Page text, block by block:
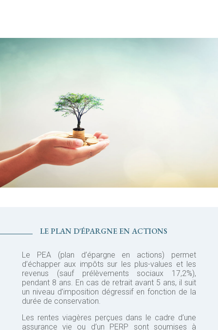
LE PLAN D'ÉPARGNE EN ACTIONS
Le PEA (plan d’épargne en actions) permet
d’échapper aux impôts sur les plus-values et les
revenus (sauf prélèvements sociaux 17,2%),
pendant 8 ans. En cas de retrait avant 5 ans, il suit
un niveau d’imposition dégressif en fonction de la
durée de conservation.
Les rentes viagères perçues dans le cadre d’une
assurance vie ou d’un PERP sont soumises à